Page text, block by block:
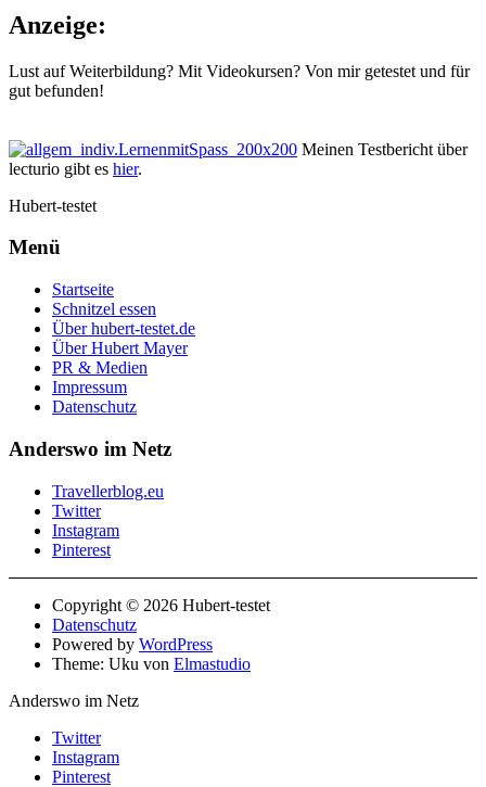
Anzeige:
Lust auf Weiterbildung? Mit Videokursen? Von mir getestet und für
gut befunden!
Meinen Testbericht über
lecturio gibt es hier.
Hubert-testet
Menü
Startseite
Schnitzel essen
Über hubert-testet.de
Über Hubert Mayer
PR & Medien
Impressum
Datenschutz
Anderswo im Netz
Travellerblog.eu
Twitter
Instagram
Pinterest
Copyright © 2026 Hubert-testet
Datenschutz
Powered by WordPress
Theme: Uku von Elmastudio
Anderswo im Netz
Twitter
Instagram
Pinterest